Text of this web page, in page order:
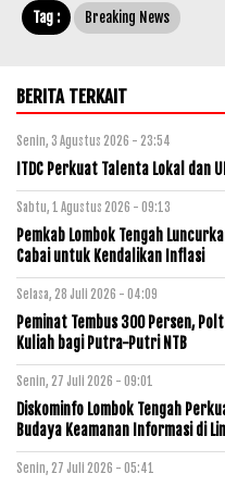
Tag : Breaking News
BERITA TERKAIT
Senin, 3 Agustus 2026 - 23:54
ITDC Perkuat Talenta Lokal dan
Sabtu, 1 Agustus 2026 - 09:13
Pemkab Lombok Tengah
Cabai untuk Kendalikan Inflasi
Selasa, 28 Juli 2026 - 04:09
Peminat Tembus 300 Persen,
Kuliah bagi Putra-Putri NTB
Senin, 27 Juli 2026 - 09:01
Diskominfo Lombok Tengah
Budaya Keamanan Informasi di
Senin, 27 Juli 2026 - 05:41